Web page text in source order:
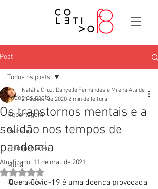
Post
Todos os posts
Reportagem
Retratos
Fotoilustração
Moda
Observatório
Todos os posts
Os transtornos mentais e a
solidão nos tempos de
pandemia
Natália Cruz, Danyelle Fernandes e Milena Ataide
21 de set. de 2020 2 min de leitura
Atualizado: 11 de mai. de 2021
Avaliado com NaN de 5 estrelas.
Que a Covid-19 é uma doença provocada